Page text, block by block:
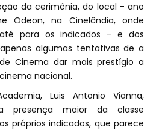
da cerimônia, do local - ano
Odeon, na Cinelândia, onde
para os indicados - e dos
algumas tentativas de a
Cinema dar mais prestígio a
nacional.
Luis Antonio Vianna,
presença maior da classe
próprios indicados, que parece